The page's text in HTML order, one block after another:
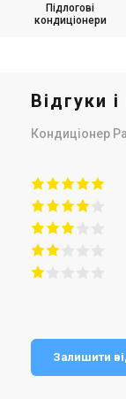
Підлогові
кондиціонери
Відгуки
Кондиціонер
Залишити